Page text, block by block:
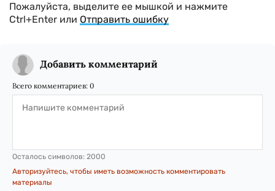
Пожалуйста, выделите ее мышкой и нажмите
Ctrl+Enter или Отправить ошибку
Добавить комментарий
Всего комментариев: 0
Осталось символов: 2000
Авторизуйтесь, чтобы иметь возможность комментировать
материалы